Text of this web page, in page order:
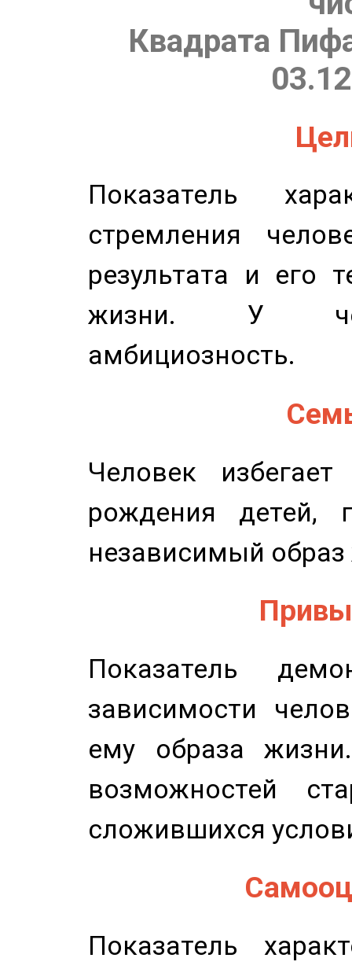
Квадрата
Показатель
стремления
результата и его
жизни. У
амбициозность.
Человек
рождения детей,
независимый
Показатель
зависимости
ему образа
возможностей
сложившихся
Показатель